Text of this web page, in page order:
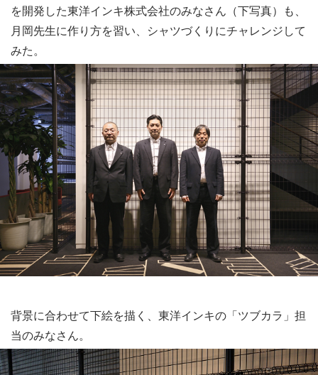
を開発した東洋インキ株式会社のみなさん（下写真）も、
月岡先生に作り方を習い、シャツづくりにチャレンジして
みた。
背景に合わせて下絵を描く、東洋インキの「ツブカラ」担
当のみなさん。